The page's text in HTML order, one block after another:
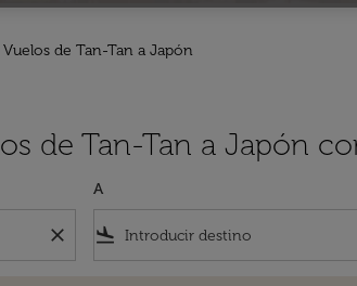
Vuelos de Tan-Tan a Japón
de Tan-Tan a Japón
close
A
flight_land